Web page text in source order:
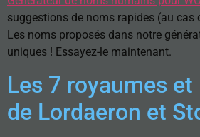
suggestions de noms rapides (au cas
Les noms proposés dans notre
uniques ! Essayez-le maintenant.
Les 7 royaumes
de Lordaeron et